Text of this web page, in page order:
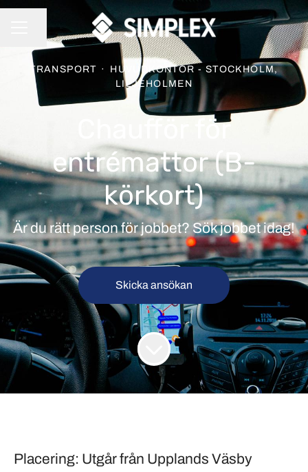
KARRIÄRMENY
Dela sidan
TRANSPORT ·
HUVUDKONTOR - STOCKHOLM,
LILJEHOLMEN
Chaufför för
entrémattor (B-
körkort)
Är du rätt person för jobbet? Sök jobbet idag!
Skicka ansökan
Placering: Utgår från Upplands Väsby